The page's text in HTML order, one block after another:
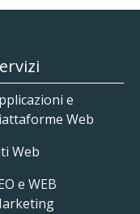
e
Web
Web
e WEB